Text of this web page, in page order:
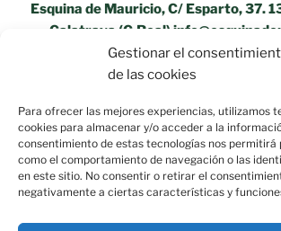
Gestionar el
de las cookies
Para ofrecer las mejores experiencias, utilizamos
cookies para almacenar y/o acceder a la
consentimiento de estas tecnologías nos permitirá
como el comportamiento de navegación o las
en este sitio. No consentir o retirar el
negativamente a ciertas características y
Esquina de Mauricio, C/ Esparto, 37.
Calatrava (C.Real)
«Aviso Legal»